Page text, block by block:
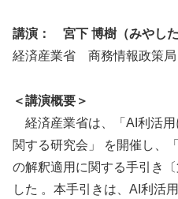
講演： 宮下 博樹（みやし
経済産業省 商務情報政策
＜講演概要＞
経済産業省は、「AI利活用
関する研究会」 を開催し、
の解釈適用に関する手引き
した 。本手引きは、AI利活